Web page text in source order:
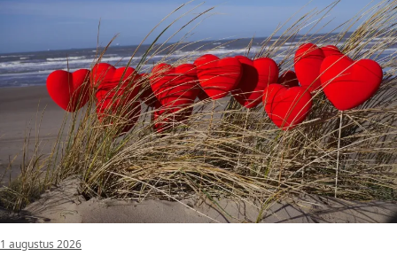
1 augustus 2026